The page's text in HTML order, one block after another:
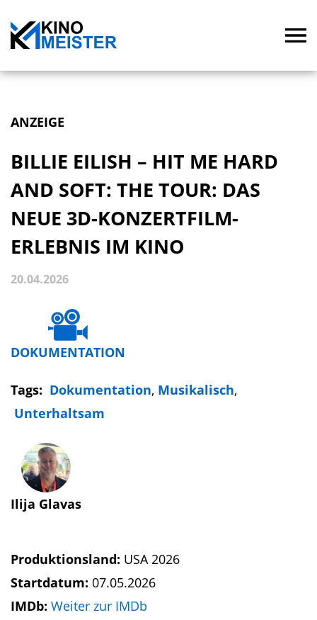
ANZEIGE
BILLIE EILISH – HIT ME HARD
AND SOFT: THE TOUR: DAS
NEUE 3D-KONZERTFILM-
ERLEBNIS IM KINO
20.04.2026
DOKUMENTATION
Tags: Dokumentation, Musikalisch,
Unterhaltsam
Ilija Glavas
Produktionsland: USA 2026
Startdatum: 07.05.2026
IMDb: Weiter zur IMDb